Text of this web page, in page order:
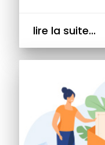
lire la suite...